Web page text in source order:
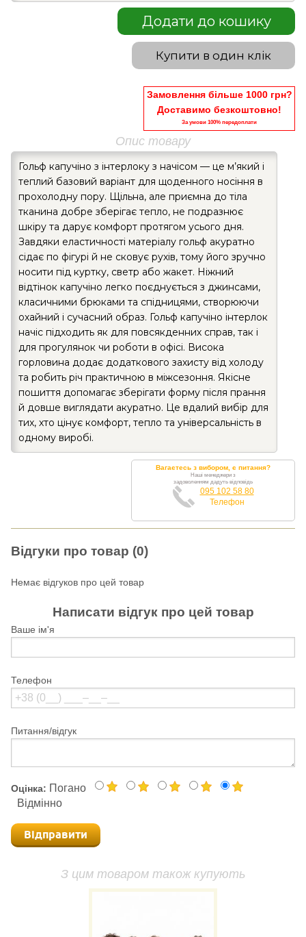
Додати до кошику
Купити в один клік
Замовлення більше 1000 грн?
Доставимо безкоштовно!
За умови 100% передоплати
Опис товару
Гольф капучіно з інтерлоку з начісом — це м’який і
теплий базовий варіант для щоденного носіння в
прохолодну пору. Щільна, але приємна до тіла
тканина добре зберігає тепло, не подразнює
шкіру та дарує комфорт протягом усього дня.
Завдяки еластичності матеріалу гольф акуратно
сідає по фігурі й не сковує рухів, тому його зручно
носити під куртку, светр або жакет. Ніжний
відтінок капучіно легко поєднується з джинсами,
класичними брюками та спідницями, створюючи
охайний і сучасний образ. Гольф капучіно інтерлок
начіс підходить як для повсякденних справ, так і
для прогулянок чи роботи в офісі. Висока
горловина додає додаткового захисту від холоду
та робить річ практичною в міжсезоння. Якісне
пошиття допомагає зберігати форму після прання
й довше виглядати акуратно. Це вдалий вибір для
тих, хто цінує комфорт, тепло та універсальність в
одному виробі.
Вагаєтесь з вибором, є питання?
Наші менеджери з
задоволенням дадуть відповідь
095 102 58 80
Телефон
Відгуки про товар (0)
Немає відгуков про цей товар
Написати відгук про цей товар
Ваше ім'я
Телефон
Питання/відгук
Оцінка: Погано
Відмінно
Відправити
З цим товаром також купують